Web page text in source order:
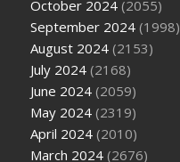
October 2024 (2055)
September 2024 (1998)
August 2024 (2153)
July 2024 (2168)
June 2024 (2059)
May 2024 (2319)
April 2024 (2010)
March 2024 (2676)